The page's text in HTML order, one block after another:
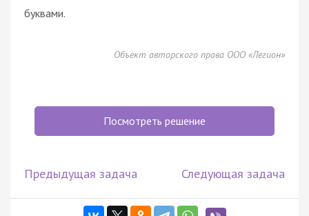
буквами.
Объект авторского права ООО «Легион»
Посмотреть решение
Предыдущая задача Следующая задача